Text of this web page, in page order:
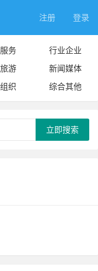
注册 登录
务
行业企业
游
新闻媒体
织 综合其他
立即搜索